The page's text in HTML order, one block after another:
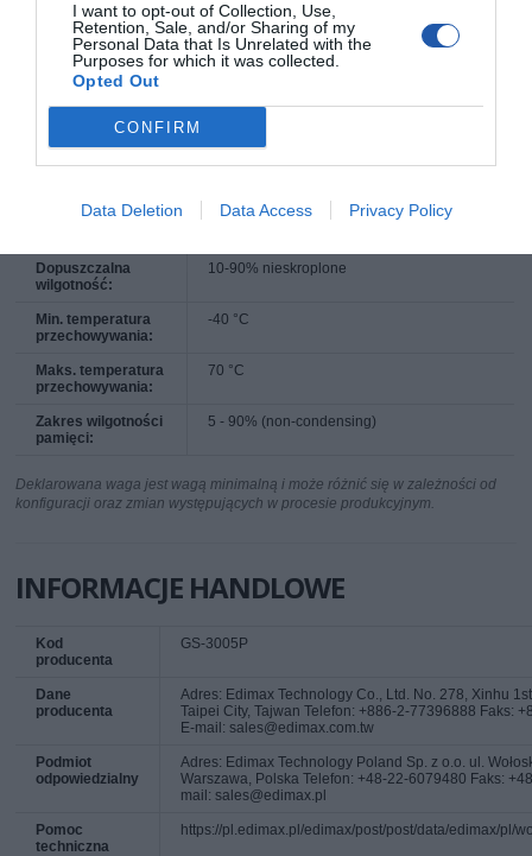
I want to opt-out of Collection, Use,
Retention, Sale, and/or Sharing of my
Personal Data that Is Unrelated with the
Purposes for which it was collected.
Opted Out
CONFIRM
Data Deletion Data Access Privacy Policy
Wysokość: 2.6 cm
Waga: 390 g
temperatura
pracy:
temperatura
Dopuszczalna
wilgotność:
10-90% nieskroplone
Min. temperatura
przechowywania:
-40 °C
Maks. temperatura
przechowywania:
70 °C
Zakres wilgotności
pamięci:
5 - 90% (non-condensing)
Deklarowana waga jest wagą minimalną i może różnić się w zależności od
konfiguracji oraz zmian występujących w procesie produkcyjnym.
INFORMACJE HANDLOWE
Kod
producenta
GS-3005P
Dane
producenta
Adres: Edimax Technology Co., Ltd. No. 278, Xinhu
Taipei City, Tajwan Telefon: +886-2-77396888 Faks:
E-mail: sales@edimax.com.tw
Podmiot
odpowiedzialny
Adres: Edimax Technology Poland Sp. z o.o. ul.
Warszawa, Polska Telefon: +48-22-6079480 Faks:
mail: sales@edimax.pl
Pomoc
techniczna
https://pl.edimax.pl/edimax/post/post/data/edimax/pl/